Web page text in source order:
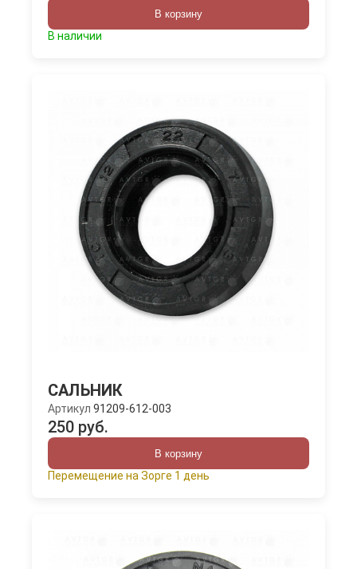
В корзину
В наличии
САЛЬНИК
Артикул 91209-612-003
250 руб.
В корзину
Перемещение на Зорге 1 день